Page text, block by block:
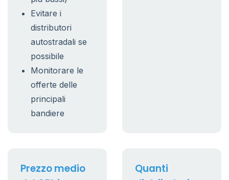
Evitare i
distributori
autostradali se
possibile
Monitorare le
offerte delle
principali
bandiere
Prezzo medio
Quanti